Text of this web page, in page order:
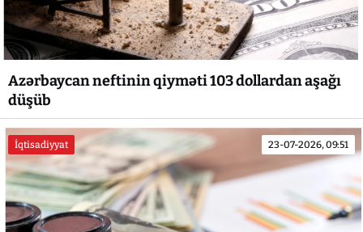
Azərbaycan neftinin qiyməti 103 dollardan aşağı
düşüb
İqtisadiyyat 23-07-2026, 09:51